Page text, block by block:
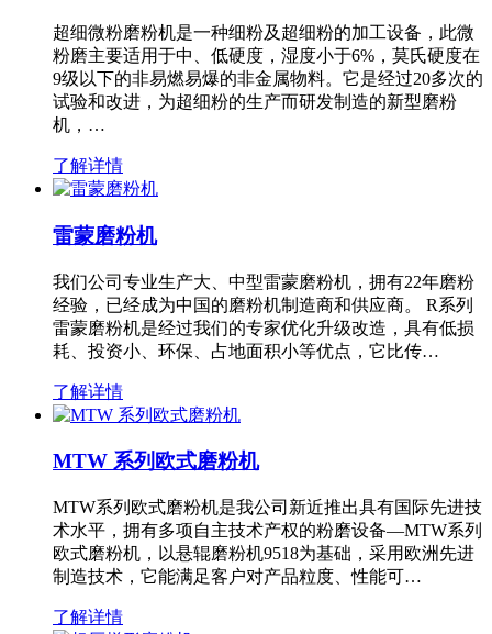
超细微粉磨粉机是一种细粉及超细粉的加工设备，此微
粉磨主要适用于中、低硬度，湿度小于6%，莫氏硬度在
9级以下的非易燃易爆的非金属物料。它是经过20多次的
试验和改进，为超细粉的生产而研发制造的新型磨粉
机，…
了解详情
雷蒙磨粉机
我们公司专业生产大、中型雷蒙磨粉机，拥有22年磨粉
经验，已经成为中国的磨粉机制造商和供应商。 R系列
雷蒙磨粉机是经过我们的专家优化升级改造，具有低损
耗、投资小、环保、占地面积小等优点，它比传…
了解详情
MTW 系列欧式磨粉机
MTW系列欧式磨粉机是我公司新近推出具有国际先进技
术水平，拥有多项自主技术产权的粉磨设备—MTW系列
欧式磨粉机，以悬辊磨粉机9518为基础，采用欧洲先进
制造技术，它能满足客户对产品粒度、性能可…
了解详情